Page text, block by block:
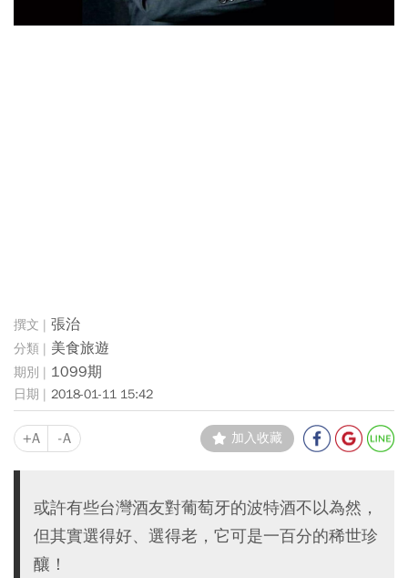
張治
美食旅遊
1099期
2018-01-11 15:42
+A -A 加入收藏
或許有些台灣酒友對葡萄牙的波特酒不以為然，
但其實選得好、選得老，它可是一百分的稀世珍
釀！